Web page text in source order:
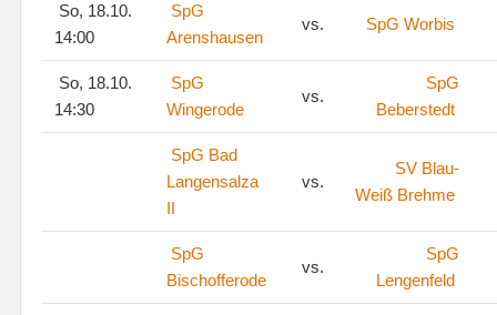
So, 18.10.
14:00
SpG
Arenshausen
vs. SpG Worbis
So, 18.10.
14:30
SpG
Wingerode
vs.
SpG
Beberstedt
SpG Bad
Langensalza
II
vs.
SV Blau-
Weiß Brehme
SpG
Bischofferode
vs.
SpG
Lengenfeld